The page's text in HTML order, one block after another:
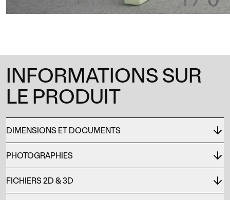
INFORMATIONS SUR
LE PRODUIT
DIMENSIONS ET DOCUMENTS
PHOTOGRAPHIES
FICHIERS 2D & 3D